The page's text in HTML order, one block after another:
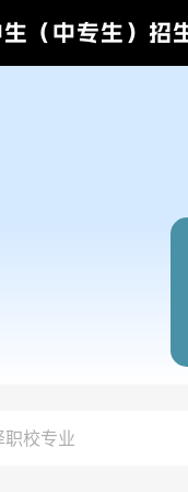
（中专生）招
职校专业